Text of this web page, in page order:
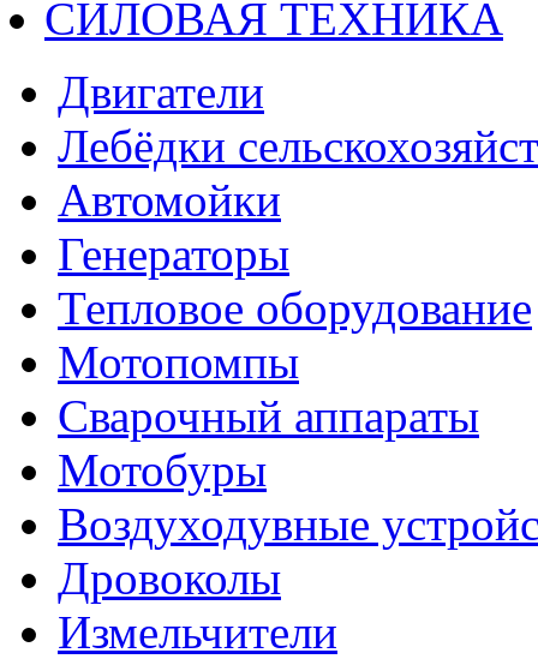
СИЛОВАЯ ТЕХНИКА
Двигатели
Лебёдки
Автомойки
Генераторы
Тепловое оборудование
Мотопомпы
Сварочный аппараты
Мотобуры
Воздуходувные
Дровоколы
Измельчители